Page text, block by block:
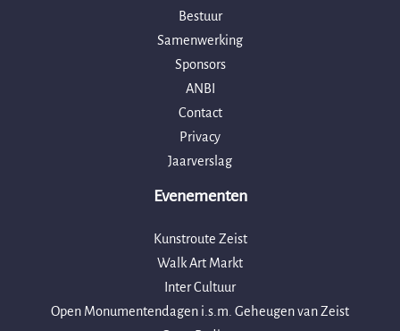
Bestuur
Samenwerking
Sponsors
ANBI
Contact
Privacy
Jaarverslag
Evenementen
Kunstroute Zeist
Walk Art Markt
Inter Cultuur
Open Monumentendagen i.s.m. Geheugen van Zeist